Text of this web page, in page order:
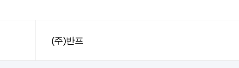
(주)반프